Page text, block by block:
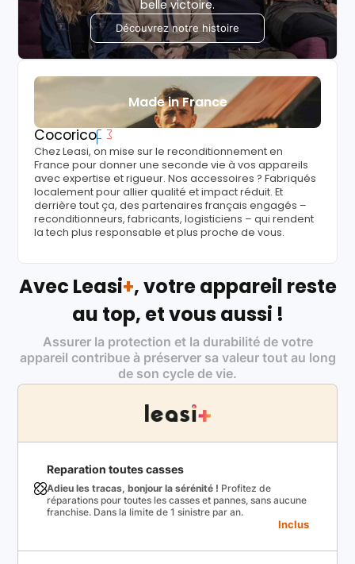
belle victoire.
Découvrez notre histoire
Made in France
Cocorico
Chez Leasi, on mise sur le reconditionnement en
France pour donner une seconde vie à vos appareils
avec expertise et rigueur. Nos accessoires ? Fabriqués
localement pour allier qualité et impact réduit. Et
derrière tout ça, des partenaires français engagés –
reconditionneurs, fabricants, logisticiens – qui rendent
la tech plus responsable et plus proche de vous.
Avec Leasi+, votre appareil reste
au top, et vous aussi !
Assurer la protection et la durabilité de votre
appareil contribue à préserver sa valeur tout au long
de son cycle de vie.
Reparation toutes casses
Adieu les tracas, bonjour la sérénité ! Profitez de
réparations pour toutes les casses et pannes, sans aucune
franchise. Dans la limite de 1 sinistre par an.
Inclus